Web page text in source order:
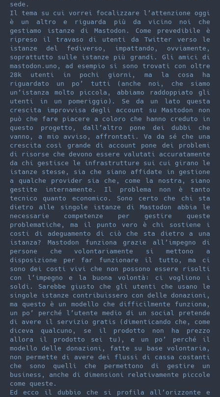
sede.
Il tema su cui vorrei focalizzare l’attenzione oggi
è un altro e riguarda più da vicino noi che
gestiamo istanze di Mastodon. Come prevedibile è
ripreso il travaso di utenti da Twitter verso le
istanze del fediverso, impattando, ovviamente,
soprattutto sulle istanze più grandi. Gli amici di
mastodon.uno, ad esempio si sono trovati con oltre
28k utenti in pochi giorni, ma la cosa ha
riguardato un po’ tutti (anche noi, che siamo
un’istanza molto piccola, abbiamo raddoppiato gli
utenti in un pomeriggio). Se da un lato questa
crescita improvvisa degli account su Mastodon non
può che fare piacere a coloro che hanno creduto in
questo progetto, dall’altro pone dei dubbi che
vanno, a mio avviso, affrontati. Va da sé che una
crescita così grande di account pone dei problemi
di risorse che devono essere valutati accuratamente
da chi gestisce le infrastrutture sui cui girano le
istanze stesse, sia che siano affidate in gestione
a qualche provider sia che, come la nostra, siano
gestite internamente. Il problema non è tanto
tecnico quanto economico. Sono certo che chi sta
dietro alle singole istanze di Mastodon abbia le
necessarie competenze per gestire queste
problematiche, ma il punto vero è chi sostiene i
costi di adeguamento di ciò che sta dietro a una
istanza? Mastodon funziona grazie all’impegno di
persone che volontariamente si mettono a
disposizione per far funzionare il tutto, ma ci
sono dei costi vivi che non possono essere risolti
con l’impegno e la buona volontà: ci vogliono i
soldi. Sarebbe giusto che gli utenti che usano le
singole istanze contribuissero con delle donazioni,
ma questo è un modello che difficilmente funziona,
un po’ perché l’utente medio di un social pretende
di avere il servizio gratis (dimenticando che, come
diceva qualcuno, se il prodotto non ha prezzo
allora il prodotto sei tu), e un po’ perché il
modello delle donazioni, fatte su base volontaria,
non permette di avere dei flussi di cassa costanti
che sono quelli che permettono di gestire un
business, anche di dimensioni relativamente piccole
come queste.
Ed ecco il dubbio che si profila all’orizzonte e